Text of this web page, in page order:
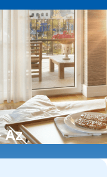
ES(S/)
Az